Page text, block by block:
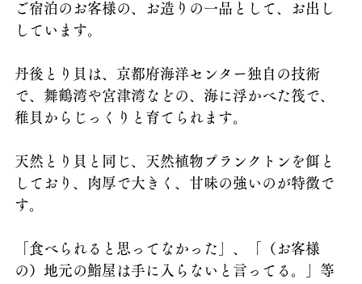
ご宿泊のお客様の、お造りの一品として、お出し
しています。
丹後とり貝は、京都府海洋センター独自の技術
で、舞鶴湾や宮津湾などの、海に浮かべた筏で、
稚貝からじっくりと育てられます。
天然とり貝と同じ、天然植物プランクトンを餌と
しており、肉厚で大きく、甘味の強いのが特徴で
す。
「食べられると思ってなかった」、「（お客様
の）地元の鮨屋は手に入らないと言ってる。」等